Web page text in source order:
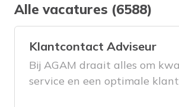
Alle vacatures (6588)
Klantcontact Adviseur
Bij AGAM draait alles om
service en een optimale